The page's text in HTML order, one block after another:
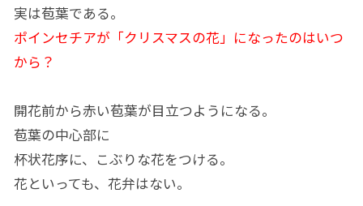
実は苞葉である。
ポインセチアが「クリスマスの花」になったのはいつ
から？
開花前から赤い苞葉が目立つようになる。
苞葉の中心部に
杯状花序に、こぶりな花をつける。
花といっても、花弁はない。